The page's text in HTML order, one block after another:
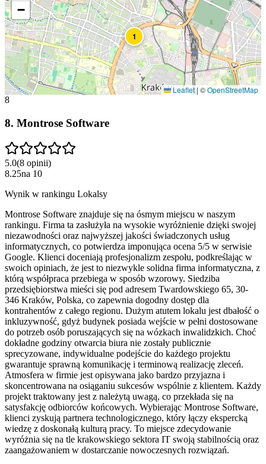
1
−
Leaflet | ©OpenStreetMap
8
8. Montrose Software
5.0(8 opinii)
8.25na 10
Wynik w rankingu Lokalsy
Montrose Software znajduje się na ósmym miejscu w naszym
rankingu. Firma ta zasłużyła na wysokie wyróżnienie dzięki swojej
niezawodności oraz najwyższej jakości świadczonych usług
informatycznych, co potwierdza imponująca ocena 5/5 w serwisie
Google. Klienci doceniają profesjonalizm zespołu, podkreślając w
swoich opiniach, że jest to niezwykle solidna firma informatyczna, z
którą współpraca przebiega w sposób wzorowy. Siedziba
przedsiębiorstwa mieści się pod adresem Twardowskiego 65, 30-
346 Kraków, Polska, co zapewnia dogodny dostęp dla
kontrahentów z całego regionu. Dużym atutem lokalu jest dbałość o
inkluzywność, gdyż budynek posiada wejście w pełni dostosowane
do potrzeb osób poruszających się na wózkach inwalidzkich. Choć
dokładne godziny otwarcia biura nie zostały publicznie
sprecyzowane, indywidualne podejście do każdego projektu
gwarantuje sprawną komunikację i terminową realizację zleceń.
Atmosfera w firmie jest opisywana jako bardzo przyjazna i
skoncentrowana na osiąganiu sukcesów wspólnie z klientem. Każdy
projekt traktowany jest z należytą uwagą, co przekłada się na
satysfakcję odbiorców końcowych. Wybierając Montrose Software,
klienci zyskują partnera technologicznego, który łączy ekspercką
wiedzę z doskonałą kulturą pracy. To miejsce zdecydowanie
wyróżnia się na tle krakowskiego sektora IT swoją stabilnością oraz
zaangażowaniem w dostarczanie nowoczesnych rozwiązań.